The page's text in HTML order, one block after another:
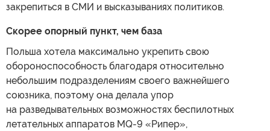
закрепиться в СМИ и высказываниях политиков.
Скорее опорный пункт, чем база
Польша хотела максимально укрепить свою
обороноспособность благодаря относительно
небольшим подразделениям своего важнейшего
союзника, поэтому она делала упор
на разведывательных возможностях беспилотных
летательных аппаратов MQ-9 «Рипер»,